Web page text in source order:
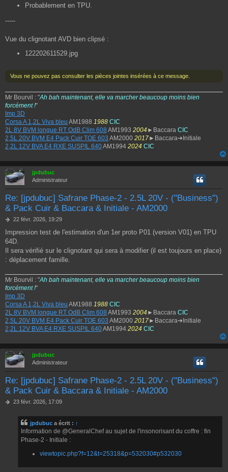
Probablement en TPU.
-----
Vue du clignotant AVD bien clipsé :
122202611529.jpg
Vous ne pouvez pas consulter les pièces jointes insérées à ce message.
Mr Bourvil : "Ah bah maintenant, elle va marcher beaucoup moins bien
forcément !"
Imp 3D
Corsa A 1,2L Viva bleu AM1988 1988 CIC
2L 8V BVM longue RT OdB Clim 608 AM1993 2004 ►Baccara CIC
2,5L 20V BVM E4 Pack Cuir TOE 603 AM2000 2017►Baccara➔Initiale
2,2L 12V BVA E4 RXE SUSPIL 640AM1994 2024 CIC
jpdubuc
Administrateur
Re: [jpdubuc] Safrane Phase-2 - 2.5L 20V - ("Business")
& Pack Cuir & Baccara & Initiale - AM2000
M
s
s
a
g
22 févr. 2026, 19:29
Impression test de l'estimation d'un 1er proto P01 (version V01) en TPU
64D.
Il sera vérifié sur le clignotant qui sera à modifier (il est toujours en place)
: déplacement famille.
Mr Bourvil : "Ah bah maintenant, elle va marcher beaucoup moins bien
forcément !"
Imp 3D
Corsa A 1,2L Viva bleu AM1988 1988 CIC
2L 8V BVM longue RT OdB Clim 608 AM1993 2004 ►Baccara CIC
2,5L 20V BVM E4 Pack Cuir TOE 603 AM2000 2017►Baccara➔Initiale
2,2L 12V BVA E4 RXE SUSPIL 640AM1994 2024 CIC
jpdubuc
Administrateur
Re: [jpdubuc] Safrane Phase-2 - 2.5L 20V - ("Business")
& Pack Cuir & Baccara & Initiale - AM2000
M
23 févr. 2026, 17:09
jpdubuc a écrit : ↑
Information de @GeneralChef au sujet de l'insonorisant du coffre : fin
Phase-2 - Initiale :
viewtopic.php?f=12&t=25318&p=532030#p532030